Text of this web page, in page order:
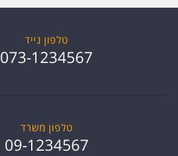
טלפון נייד
073-1234567
טלפון משרד
09-1234567